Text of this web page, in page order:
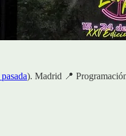
). Madrid 📍